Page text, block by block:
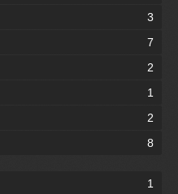
3
7
2
1
2
8
1